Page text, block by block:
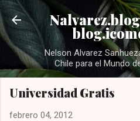
Ir al
Nelson Alvarez
Chile para el Mundo
Universidad Gratis
febrero 04, 2012